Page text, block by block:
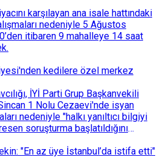
karşılayan ana isale hattındaki
nedeniyle 5 Ağustos
itibaren 9 mahalleye 14 saat
kedilere özel merkez
İYİ Parti Grup Başkanvekili
1 Nolu Cezaevi'nde isyan
nedeniyle "halkı yanıltıcı bilgiyi
soruşturma başlatıldığını
"En az üye İstanbul’da istifa etti"